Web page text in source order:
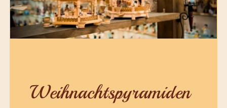
Weihnachtspyramiden